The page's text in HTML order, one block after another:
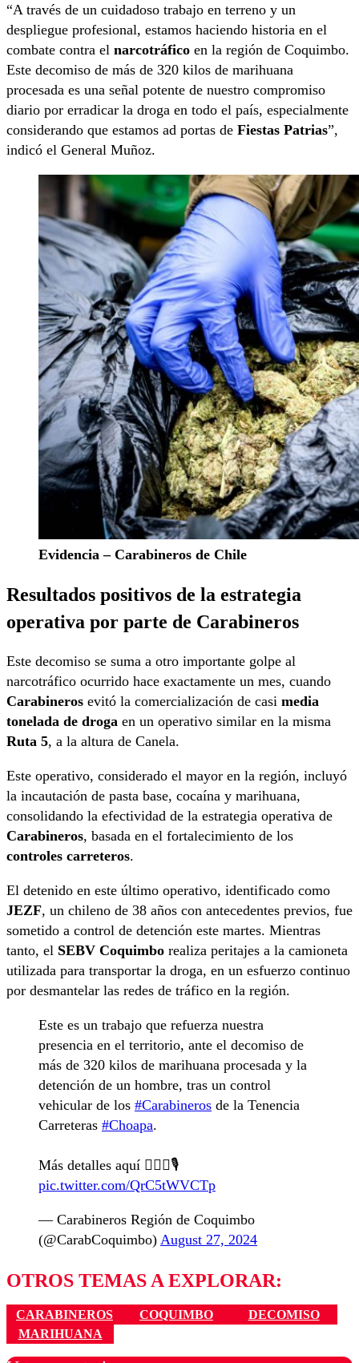
“A través de un cuidadoso trabajo en terreno y un
despliegue profesional, estamos haciendo historia en el
combate contra el narcotráfico en la región de Coquimbo.
Este decomiso de más de 320 kilos de marihuana
procesada es una señal potente de nuestro compromiso
diario por erradicar la droga en todo el país, especialmente
considerando que estamos ad portas de Fiestas Patrias”,
indicó el General Muñoz.
Evidencia – Carabineros de Chile
Resultados positivos de la estrategia
operativa por parte de Carabineros
Este decomiso se suma a otro importante golpe al
narcotráfico ocurrido hace exactamente un mes, cuando
Carabineros evitó la comercialización de casi media
tonelada de droga en un operativo similar en la misma
Ruta 5, a la altura de Canela.
Este operativo, considerado el mayor en la región, incluyó
la incautación de pasta base, cocaína y marihuana,
consolidando la efectividad de la estrategia operativa de
Carabineros, basada en el fortalecimiento de los
controles carreteros.
El detenido en este último operativo, identificado como
JEZF, un chileno de 38 años con antecedentes previos, fue
sometido a control de detención este martes. Mientras
tanto, el SEBV Coquimbo realiza peritajes a la camioneta
utilizada para transportar la droga, en un esfuerzo continuo
por desmantelar las redes de tráfico en la región.
Este es un trabajo que refuerza nuestra
presencia en el territorio, ante el decomiso de
más de 320 kilos de marihuana procesada y la
detención de un hombre, tras un control
vehicular de los #Carabineros de la Tenencia
Carreteras #Choapa.
Más detalles aquí 👇🏼🎥🎙️
pic.twitter.com/QrC5tWVCTp
— Carabineros Región de Coquimbo
(@CarabCoquimbo) August 27, 2024
OTROS TEMAS A EXPLORAR:
CARABINEROS COQUIMBO
DECOMISO
MARIHUANA